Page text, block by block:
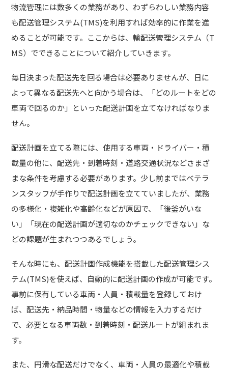
物流管理には数多くの業務があり、わずらわしい業務内容
も配送管理システム(TMS)を利用すれば効率的に作業を進
めることが可能です。ここからは、輸配送管理システム（T
MS）でできることについて紹介していきます。
毎日決まった配送先を回る場合は必要ありませんが、日に
よって異なる配送先へと向かう場合は、「どのルートをどの
車両で回るのか」といった配送計画を立てなければなりま
せん。
配送計画を立てる際には、使用する車両・ドライバー・積
載量の他に、配送先・到着時刻・道路交通状況などさまざ
まな条件を考慮する必要があります。少し前まではベテラ
ンスタッフが手作りで配送計画を立てていましたが、業務
の多様化・複雑化や高齢化などが原因で、「後釜がいな
い」「現在の配送計画が適切なのかチェックできない」な
どの課題が生まれつつあるでしょう。
そんな時にも、配送計画作成機能を搭載した配送管理シス
テム(TMS)を使えば、自動的に配送計画の作成が可能です。
事前に保有している車両・人員・積載量を登録しておけ
ば、配送先・納品時間・物量などの情報を入力するだけ
で、必要となる車両数・到着時刻・配送ルートが組まれま
す。
また、円滑な配送だけでなく、車両・人員の最適化や積載